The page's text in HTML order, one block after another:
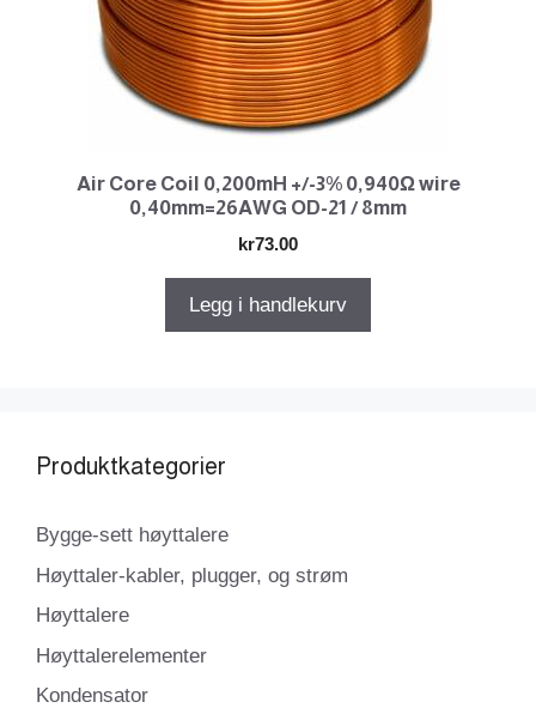
Air Core Coil 0,200mH +/-3% 0,940Ω wire
0,40mm=26AWG OD-21 / 8mm
kr73.00
Legg i handlekurv
Produktkategorier
Bygge-sett høyttalere
Høyttaler-kabler, plugger, og strøm
Høyttalere
Høyttalerelementer
Kondensator